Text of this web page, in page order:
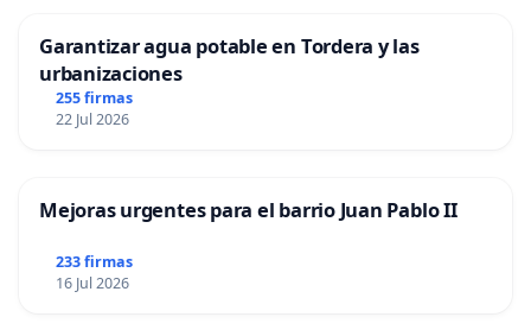
Garantizar agua potable en Tordera y las
urbanizaciones
255 firmas
22 Jul 2026
Mejoras urgentes para el barrio Juan Pablo II
233 firmas
16 Jul 2026